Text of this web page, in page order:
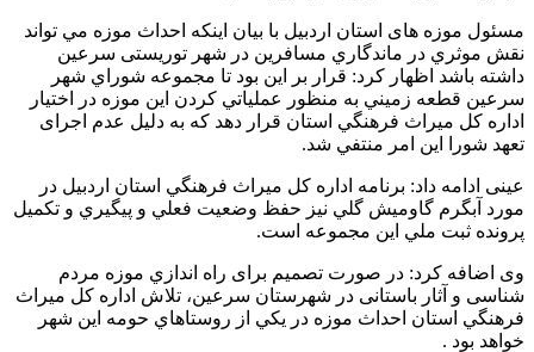
مسئول موزه های استان اردبیل با بیان اینکه احداث موزه مي تواند
نقش موثري در ماندگاري مسافرين در شهر توریستی سرعین
داشته باشد اظهار کرد: قرار بر اين بود تا مجموعه شوراي شهر
سرعین قطعه زميني به منظور عملياتي كردن این موزه در اختيار
اداره كل ميراث فرهنگي استان قرار دهد كه به دليل عدم اجرای
تعهد شورا این امر منتفي شد.
عینی ادامه داد: برنامه اداره كل ميراث فرهنگي استان اردبيل در
مورد آبگرم گاوميش گلي نيز حفظ وضعيت فعلي و پيگيري و تكميل
پرونده ثبت ملي اين مجموعه است.
وی اضافه کرد: در صورت تصمیم برای راه اندازي موزه مردم
شناسی و آثار باستانی در شهرستان سرعین، تلاش اداره كل ميراث
فرهنگي استان احداث موزه در يكي از روستاهاي حومه اين شهر
خواهد بود .